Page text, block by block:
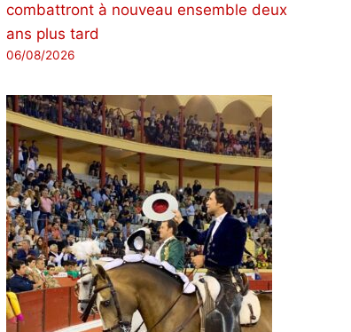
combattront à nouveau ensemble deux
ans plus tard
06/08/2026